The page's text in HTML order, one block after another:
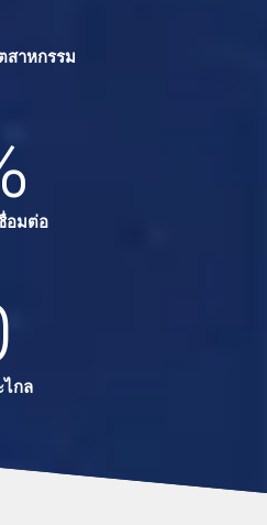
สาหกรรม
อมต่อ
ไกล